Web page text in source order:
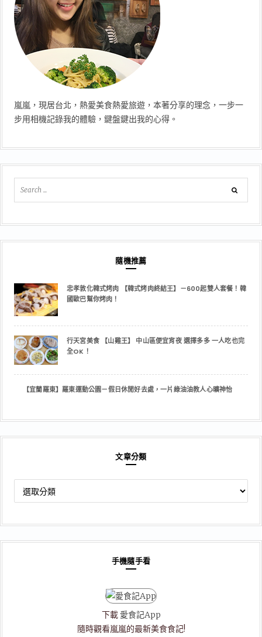
嵐嵐，現居台北，熱愛美食熱愛旅遊，本著分享的理念，一步一
步用相機記錄我的體驗，鍵盤鍵出我的心得。
隨機推薦
忠孝敦化韓式烤肉 【韓式烤肉終結王】－600起雙人套餐！韓
國歐巴幫你烤肉！
行天宮美食 【山雞王】 中山區便宜宵夜 選擇多多 一人吃也完
全OK！
【宜蘭羅東】羅東運動公園－假日休閒好去處，一片綠油油教人心曠神怡
文章分類
章
類
手機隨手看
下載 愛食記App
隨時觀看嵐嵐的最新美食食記!